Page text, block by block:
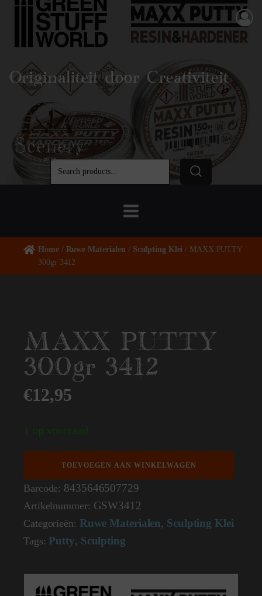
Originaliteit door Creativiteit
Home/ Ruwe Materialen / Sculpting Klei / MAXX PUTTY
300gr 3412
MAXX PUTTY
300gr 3412
€12,95
1 op voorraad
300gr
aantal
TOEVOEGEN AAN WINKELWAGEN
Barcode: 8435646507729
Artikelnummer: GSW3412
Categorieën: Ruwe Materialen, Sculpting Klei
Tags: Putty, Sculpting